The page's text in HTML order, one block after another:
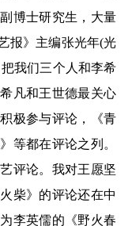
博士研究生，大量
报》主编张光年(光
我们三个人和李希
凡和王世德最关心
极参与评论，《青
等都在评论之列。
评论。我对王愿坚
柴》的评论还在中
李英儒的《野火春